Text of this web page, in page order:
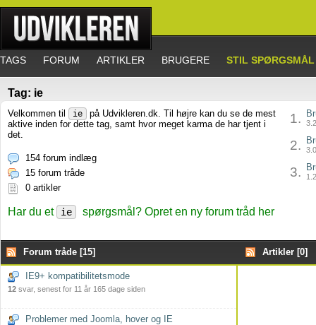
TAGS FORUM ARTIKLER BRUGERE STIL SPØRGSMÅL
Tag: ie
Velkommen til ie
på Udvikleren.dk. Til højre kan du se de mest
aktive inden for dette tag, samt hvor meget karma de har tjent i
det.
154 forum indlæg
15 forum tråde
0 artikler
1.
2.
3.
Har du et ie spørgsmål? Opret en ny forum tråd her
Forum tråde [15] Artikler [0]
IE9+ kompatibilitetsmode
12 svar, senest for 11 år 165 dage siden
Problemer med Joomla, hover og IE